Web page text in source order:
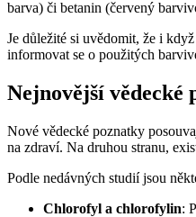
barva) či betanin (červený
Je důležité si uvědomit, že i
informovat se o použitých
Nejnovější vědecké
Nové vědecké poznatky
na zdraví. Na druhou stranu,
Podle nedávných studií jsou
Chlorofyl a chlorofylin: